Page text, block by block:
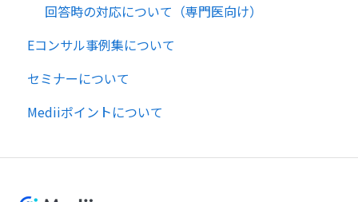
回答時の対応について（専門医向け）
Eコンサル事例集について
セミナーについて
Mediiポイントについて